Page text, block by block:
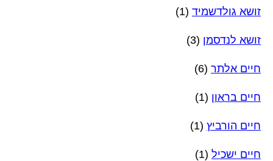
זושא גולדשמיד (1)
זושא לנדסמן (3)
חיים אלתר (6)
חיים בראון (1)
חיים הורביץ (1)
חיים ישכיל (1)